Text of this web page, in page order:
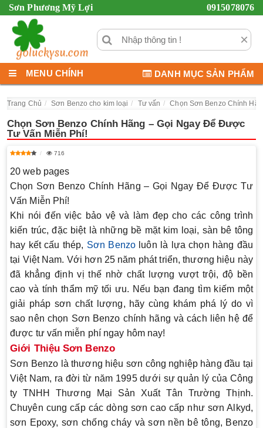
Sơn Phương Mỹ Lợi 0915078076
×
MENU CHÍNH DANH MỤC SẢN PHẨM
Trang Chủ Sơn Benzo cho kim loại Tư vấn Chọn Sơn Benzo Chính
Chọn Sơn Benzo Chính Hãng – Gọi Ngay Để Được
Tư Vấn Miễn Phí!
716
20 web pages
Chọn Sơn Benzo Chính Hãng – Gọi Ngay Để Được Tư
Vấn Miễn Phí!
Khi nói đến việc bảo vệ và làm đẹp cho các công trình
kiến trúc, đặc biệt là những bề mặt kim loại, sàn bê tông
hay kết cấu thép, Sơn Benzo luôn là lựa chọn hàng đầu
tại Việt Nam. Với hơn 25 năm phát triển, thương hiệu này
đã khẳng định vị thế nhờ chất lượng vượt trội, độ bền
cao và tính thẩm mỹ tối ưu. Nếu bạn đang tìm kiếm một
giải pháp sơn chất lượng, hãy cùng khám phá lý do vì
sao nên chọn Sơn Benzo chính hãng và cách liên hệ để
được tư vấn miễn phí ngay hôm nay!
Giới Thiệu Sơn Benzo
Sơn Benzo là thương hiệu sơn công nghiệp hàng đầu tại
Việt Nam, ra đời từ năm 1995 dưới sự quản lý của Công
ty TNHH Thương Mại Sản Xuất Tân Trường Thịnh.
Chuyên cung cấp các dòng sơn cao cấp như sơn Alkyd,
sơn Epoxy, sơn chống cháy và sơn nền bê tông, Benzo